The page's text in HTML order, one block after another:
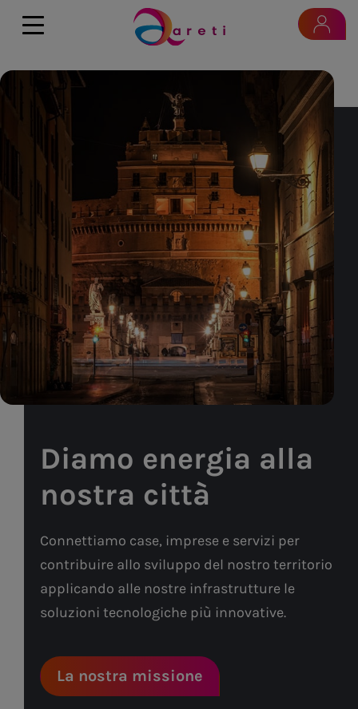
Diamo energia alla
nostra città
Connettiamo case, imprese e servizi per
contribuire allo sviluppo del nostro territorio
applicando alle nostre infrastrutture le
soluzioni tecnologiche più innovative.
La nostra missione